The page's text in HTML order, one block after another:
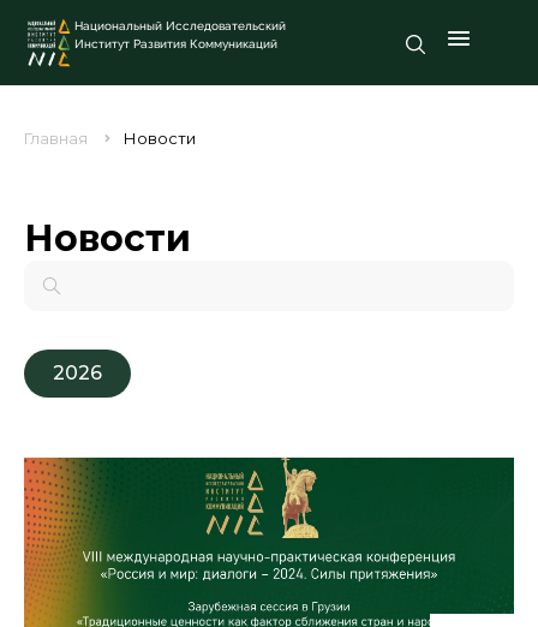
Национальный Исследовательский
Институт Развития Коммуникаций
Главная Новости
Новости
2026